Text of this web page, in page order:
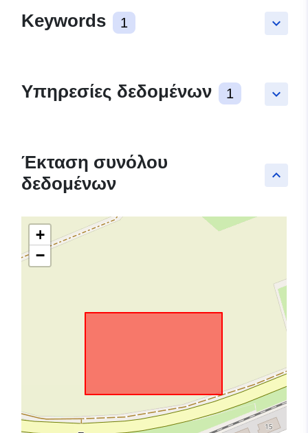
keyboard_arrow_down
Keywords 1
keyboard_arrow_down
Υπηρεσίες δεδομένων 1
keyboard_arrow_up
Έκταση συνόλου
δεδομένων
+
−